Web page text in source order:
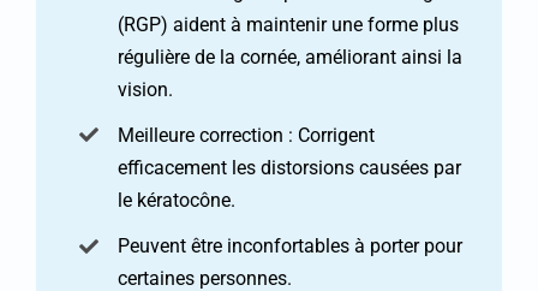
(RGP) aident à maintenir une forme plus
régulière de la cornée, améliorant ainsi la
vision.
Meilleure correction : Corrigent
efficacement les distorsions causées par
le kératocône.
Peuvent être inconfortables à porter pour
certaines personnes.